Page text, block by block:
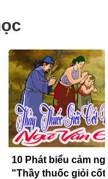
10 Phát biểu cảm
"Thầy thuốc giỏi cốt